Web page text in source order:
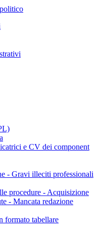
e CV dei component
- Gravi illeciti professionali
procedure - Acquisizione
- Mancata redazione
formato tabellare